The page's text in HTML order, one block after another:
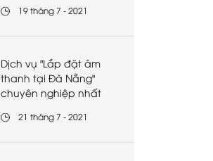
19 tháng 7 - 2021
Dịch vụ "Lắp đặt âm
thanh tại Đà Nẵng"
chuyên nghiệp nhất
21 tháng 7 - 2021